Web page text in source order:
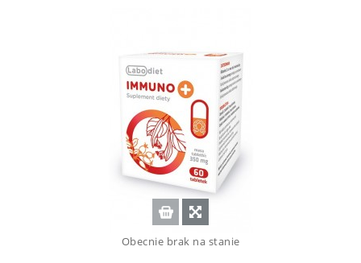
Obecnie brak na stanie